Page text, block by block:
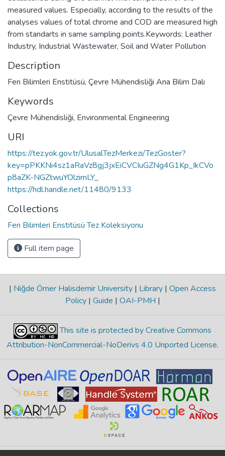
measured values. Especially, according to the results of the
analyses values of total chrome and COD are measured high
from standarts in same sampling points.Keywords: Leather
Industry, Industrial Wastewater, Soil and Water Pollution
Description
Fen Bilimleri Enstitüsü, Çevre Mühendisliği Ana Bilim Dalı
Keywords
Çevre Mühendisliği, Environmental Engineering
URI
https://tez.yok.gov.tr/UlusalTezMerkezi/TezGoster?
key=pPKKNi4sz1aRaVz8gj3jxEiCVCIuGZNg4G1Kp_IkCVo
p8aZK-NGZtwuYOlzimLY_
https://hdl.handle.net/11480/9133
Collections
Fen Bilimleri Enstitüsü Tez Koleksiyonu
Full item page
| Niğde Ömer Halisdemir University | Library | Open Access
Policy | Guide | OAI-PMH |
This site is protected by Creative Commons
Attribution-NonCommercial-NoDerivs 4.0 Unported License.